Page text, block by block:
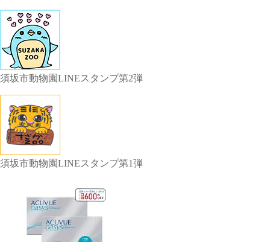
須坂市動物園LINEスタンプ第2弾
須坂市動物園LINEスタンプ第1弾